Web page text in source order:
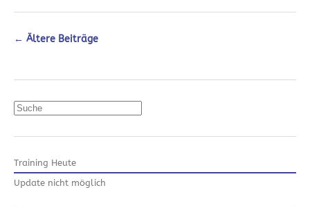
← Ältere Beiträge
Suchen
Training Heute
Update nicht möglich